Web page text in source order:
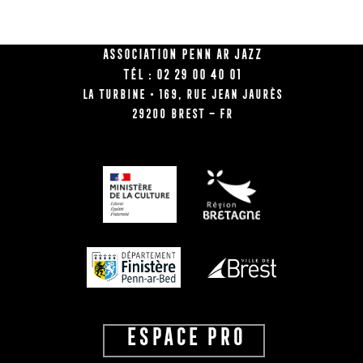
Association Penn Ar Jazz
Tél : 02 29 00 40 01
La Turbine • 169, rue Jean Jaurès
29200 BREST – FR
ESPACE PRO